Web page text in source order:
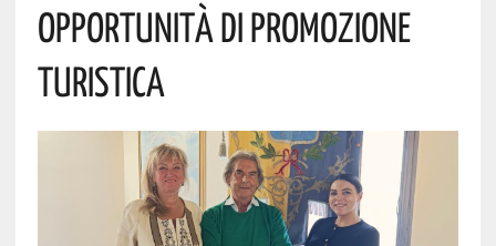
Opportunità Di Promozione
Turistica